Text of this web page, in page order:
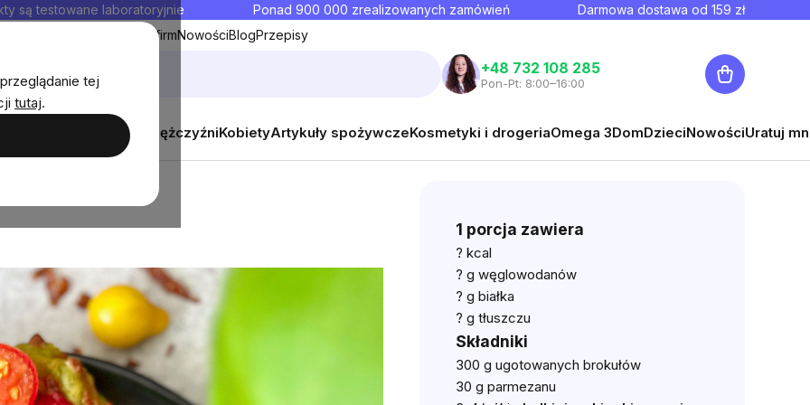
tej
tutaj.
są testowane laboratoryjnie Ponad 900 000 zrealizowanych zamówień Darmowa dostawa od 159 zł
Współpraca hurtowa dla firmNowościBlogPrzepisy
+48 732 108 285
Pon-Pt: 8:00–16:00
Koszyk
Zestawy promocyjne MężczyźniKobietyArtykuły spożywczeKosmetyki i drogeriaOmega 3DomDzieciNowościUratuj
1 porcja zawiera
? kcal
? g węglowodanów
? g białka
? g tłuszczu
Składniki
300 g ugotowanych brokułów
30 g parmezanu